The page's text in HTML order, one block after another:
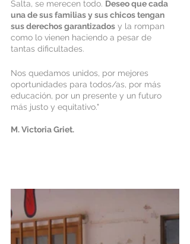
Salta, se merecen todo. Deseo que cada
una de sus familias y sus chicos tengan
sus derechos garantizados y la rompan
como lo vienen haciendo a pesar de
tantas dificultades.
Nos quedamos unidos, por mejores
oportunidades para todos/as, por más
educación, por un presente y un futuro
más justo y equitativo."
M. Victoria Griet.